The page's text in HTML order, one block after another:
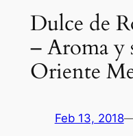
Dulce de
– Aroma y
Oriente
Feb 13, 2018